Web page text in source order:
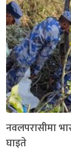
नवलपरासीमा
घाइते